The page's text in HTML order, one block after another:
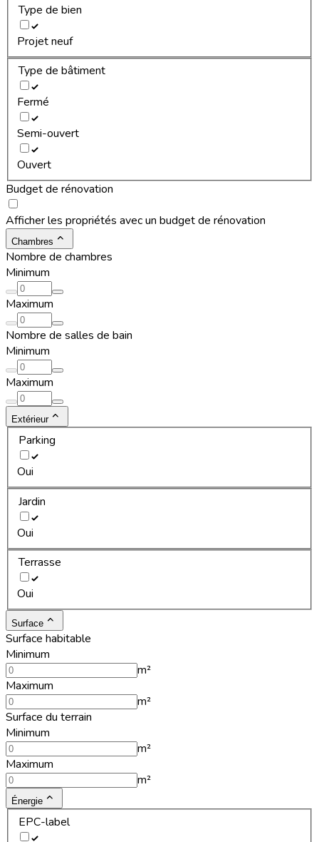
Type de bien
Projet neuf
Type de bâtiment
Fermé
Semi-ouvert
Ouvert
Budget de rénovation
Afficher les propriétés avec un budget de rénovation
Chambres
Nombre de chambres
Minimum
Maximum
Nombre de salles de bain
Minimum
Maximum
Extérieur
Parking
Oui
Jardin
Oui
Terrasse
Oui
Surface
Surface habitable
Minimum
m²
Maximum
m²
Surface du terrain
Minimum
m²
Maximum
m²
Énergie
EPC-label